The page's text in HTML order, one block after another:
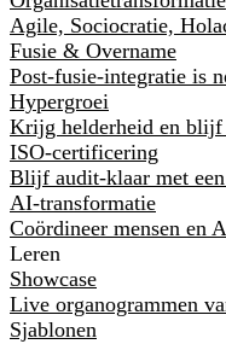
Agile, Sociocratie,
Fusie & Overname
Post-fusie-integratie is
Hypergroei
Krijg helderheid en
ISO-certificering
Blijf audit-klaar met
AI-transformatie
Coördineer mensen en
Leren
Showcase
Live organogrammen
Sjablonen